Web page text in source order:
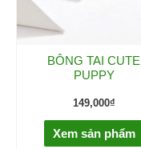
BÔNG TAI CUTE
PUPPY
149,000₫
Xem sản phẩm